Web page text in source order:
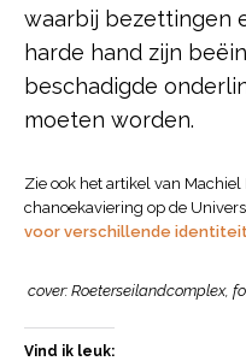
waarbij bezettingen
harde hand zijn
beschadigde
moeten worden.
Zie ook het artikel van Machiel
chanoekaviering op de
voor verschillende
cover: Roeterseilandcomplex,
Vind ik leuk: